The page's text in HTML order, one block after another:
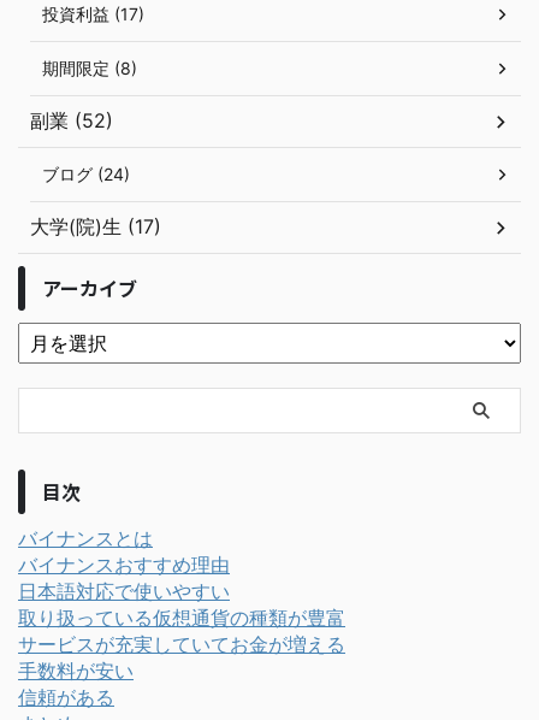
投資利益 (17)
期間限定 (8)
副業 (52)
ブログ (24)
大学(院)生 (17)
アーカイブ
目次
バイナンスとは
バイナンスおすすめ理由
日本語対応で使いやすい
取り扱っている仮想通貨の種類が豊富
サービスが充実していてお金が増える
手数料が安い
信頼がある